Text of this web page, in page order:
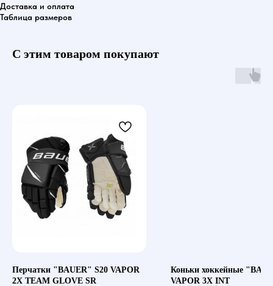
Доставка и оплата
Таблица размеров
С этим товаром покупают
Перчатки "BAUER" S20 VAPOR
2X TEAM GLOVE SR
Коньки хоккейные
VAPOR 3X INT